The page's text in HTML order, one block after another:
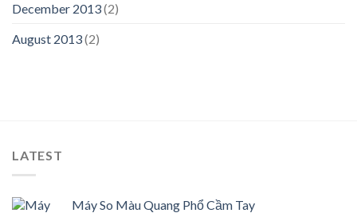
December 2013(2)
August 2013(2)
LATEST
Máy So Màu Quang Phổ Cầm Tay